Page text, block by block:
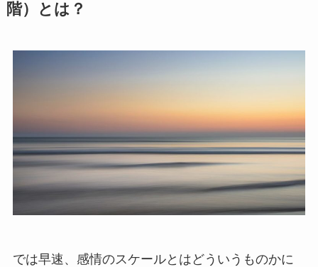
階）とは？
では早速、感情のスケールとはどういうものかに